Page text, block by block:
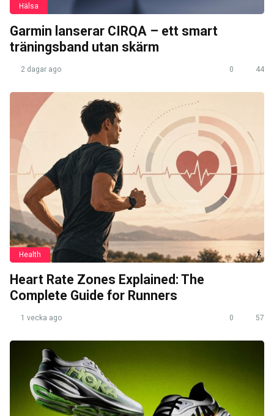
Hälsa
Garmin lanserar CIRQA – ett smart
träningsband utan skärm
2 dagar ago 0 44
Health
Heart Rate Zones Explained: The
Complete Guide for Runners
1 vecka ago 0 57